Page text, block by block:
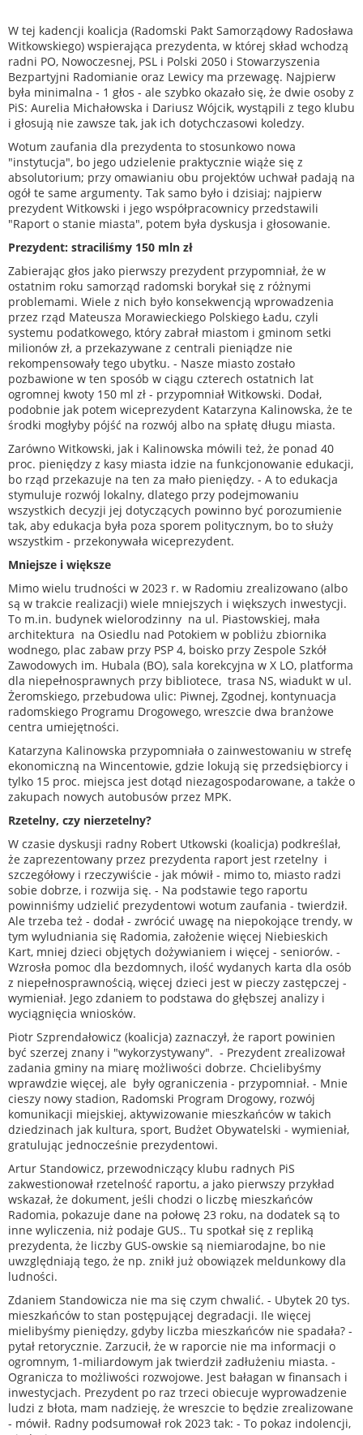
W tej kadencji koalicja (Radomski Pakt Samorządowy Radosława
Witkowskiego) wspierająca prezydenta, w której skład wchodzą
radni PO, Nowoczesnej, PSL i Polski 2050 i Stowarzyszenia
Bezpartyjni Radomianie oraz Lewicy ma przewagę. Najpierw
była minimalna - 1 głos - ale szybko okazało się, że dwie osoby z
PiS: Aurelia Michałowska i Dariusz Wójcik, wystąpili z tego klubu
i głosują nie zawsze tak, jak ich dotychczasowi koledzy.
Wotum zaufania dla prezydenta to stosunkowo nowa
"instytucja", bo jego udzielenie praktycznie wiąże się z
absolutorium; przy omawianiu obu projektów uchwał padają na
ogół te same argumenty. Tak samo było i dzisiaj; najpierw
prezydent Witkowski i jego współpracownicy przedstawili
"Raport o stanie miasta", potem była dyskusja i głosowanie.
Prezydent: straciliśmy 150 mln zł
Zabierając głos jako pierwszy prezydent przypomniał, że w
ostatnim roku samorząd radomski borykał się z różnymi
problemami. Wiele z nich było konsekwencją wprowadzenia
przez rząd Mateusza Morawieckiego Polskiego Ładu, czyli
systemu podatkowego, który zabrał miastom i gminom setki
milionów zł, a przekazywane z centrali pieniądze nie
rekompensowały tego ubytku. - Nasze miasto zostało
pozbawione w ten sposób w ciągu czterech ostatnich lat
ogromnej kwoty 150 ml zł - przypomniał Witkowski. Dodał,
podobnie jak potem wiceprezydent Katarzyna Kalinowska, że te
środki mogłyby pójść na rozwój albo na spłatę długu miasta.
Zarówno Witkowski, jak i Kalinowska mówili też, że ponad 40
proc. pieniędzy z kasy miasta idzie na funkcjonowanie edukacji,
bo rząd przekazuje na ten za mało pieniędzy. - A to edukacja
stymuluje rozwój lokalny, dlatego przy podejmowaniu
wszystkich decyzji jej dotyczących powinno być porozumienie
tak, aby edukacja była poza sporem politycznym, bo to służy
wszystkim - przekonywała wiceprezydent.
Mniejsze i większe
Mimo wielu trudności w 2023 r. w Radomiu zrealizowano (albo
są w trakcie realizacji) wiele mniejszych i większych inwestycji.
To m.in. budynek wielorodzinny na ul. Piastowskiej, mała
architektura na Osiedlu nad Potokiem w pobliżu zbiornika
wodnego, plac zabaw przy PSP 4, boisko przy Zespole Szkół
Zawodowych im. Hubala (BO), sala korekcyjna w X LO, platforma
dla niepełnosprawnych przy bibliotece, trasa NS, wiadukt w ul.
Żeromskiego, przebudowa ulic: Piwnej, Zgodnej, kontynuacja
radomskiego Programu Drogowego, wreszcie dwa branżowe
centra umiejętności.
Katarzyna Kalinowska przypomniała o zainwestowaniu w strefę
ekonomiczną na Wincentowie, gdzie lokują się przedsiębiorcy i
tylko 15 proc. miejsca jest dotąd niezagospodarowane, a także o
zakupach nowych autobusów przez MPK.
Rzetelny, czy nierzetelny?
W czasie dyskusji radny Robert Utkowski (koalicja) podkreślał,
że zaprezentowany przez prezydenta raport jest rzetelny i
szczegółowy i rzeczywiście - jak mówił - mimo to, miasto radzi
sobie dobrze, i rozwija się. - Na podstawie tego raportu
powinniśmy udzielić prezydentowi wotum zaufania - twierdził.
Ale trzeba też - dodał - zwrócić uwagę na niepokojące trendy, w
tym wyludniania się Radomia, założenie więcej Niebieskich
Kart, mniej dzieci objętych dożywianiem i więcej - seniorów. -
Wzrosła pomoc dla bezdomnych, ilość wydanych karta dla osób
z niepełnosprawnością, więcej dzieci jest w pieczy zastępczej -
wymieniał. Jego zdaniem to podstawa do głębszej analizy i
wyciągnięcia wniosków.
Piotr Szprendałowicz (koalicja) zaznaczył, że raport powinien
być szerzej znany i "wykorzystywany". - Prezydent zrealizował
zadania gminy na miarę możliwości dobrze. Chcielibyśmy
wprawdzie więcej, ale były ograniczenia - przypomniał. - Mnie
cieszy nowy stadion, Radomski Program Drogowy, rozwój
komunikacji miejskiej, aktywizowanie mieszkańców w takich
dziedzinach jak kultura, sport, Budżet Obywatelski - wymieniał,
gratulując jednocześnie prezydentowi.
Artur Standowicz, przewodniczący klubu radnych PiS
zakwestionował rzetelność raportu, a jako pierwszy przykład
wskazał, że dokument, jeśli chodzi o liczbę mieszkańców
Radomia, pokazuje dane na połowę 23 roku, na dodatek są to
inne wyliczenia, niż podaje GUS.. Tu spotkał się z repliką
prezydenta, że liczby GUS-owskie są niemiarodajne, bo nie
uwzględniają tego, że np. znikł już obowiązek meldunkowy dla
ludności.
Zdaniem Standowicza nie ma się czym chwalić. - Ubytek 20 tys.
mieszkańców to stan postępującej degradacji. Ile więcej
mielibyśmy pieniędzy, gdyby liczba mieszkańców nie spadała? -
pytał retorycznie. Zarzucił, że w raporcie nie ma informacji o
ogromnym, 1-miliardowym jak twierdził zadłużeniu miasta. -
Ogranicza to możliwości rozwojowe. Jest bałagan w finansach i
inwestycjach. Prezydent po raz trzeci obiecuje wyprowadzenie
ludzi z błota, mam nadzieję, że wreszcie to będzie zrealizowane
- mówił. Radny podsumował rok 2023 tak: - To pokaz indolencji,